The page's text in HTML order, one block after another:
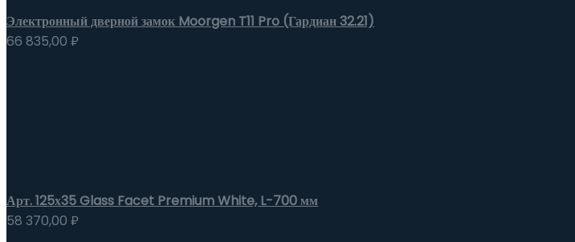
Электронный дверной замок Moorgen T11 Pro (Гардиан 32.21)
66 835,00 ₽
Арт. 125х35 Glass Facet Premium White, L-700 мм
58 370,00 ₽